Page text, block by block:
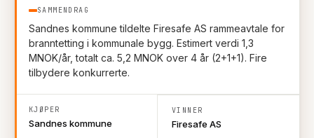
SAMMENDRAG
Sandnes kommune tildelte Firesafe AS rammeavtale for
branntetting i kommunale bygg. Estimert verdi 1,3
MNOK/år, totalt ca. 5,2 MNOK over 4 år (2+1+1). Fire
tilbydere konkurrerte.
KJØPER
Sandnes kommune
VINNER
Firesafe AS